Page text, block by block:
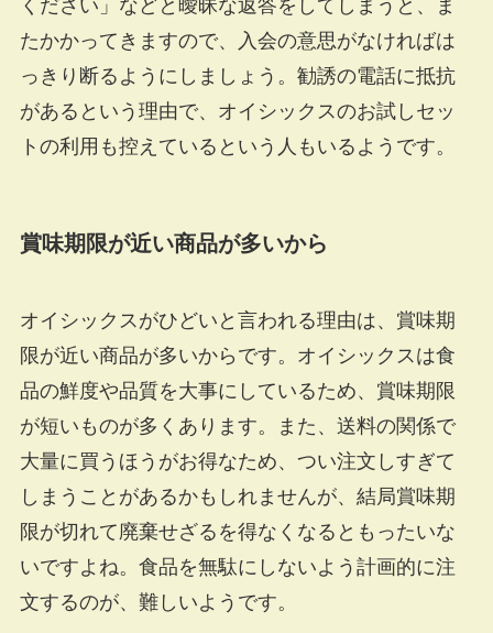
ください」などと曖昧な返答をしてしまうと、ま
たかかってきますので、入会の意思がなければは
っきり断るようにしましょう。勧誘の電話に抵抗
があるという理由で、オイシックスのお試しセッ
トの利用も控えているという人もいるようです。
賞味期限が近い商品が多いから
オイシックスがひどいと言われる理由は、賞味期
限が近い商品が多いからです。オイシックスは食
品の鮮度や品質を大事にしているため、賞味期限
が短いものが多くあります。また、送料の関係で
大量に買うほうがお得なため、つい注文しすぎて
しまうことがあるかもしれませんが、結局賞味期
限が切れて廃棄せざるを得なくなるともったいな
いですよね。食品を無駄にしないよう計画的に注
文するのが、難しいようです。